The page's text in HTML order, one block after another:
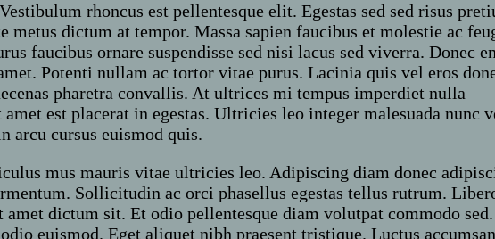
rhoncus est pellentesque elit. Egestas sed sed risus
metus dictum at tempor. Massa sapien faucibus et molestie ac
faucibus ornare suspendisse sed nisi lacus sed viverra. Donec
Potenti nullam ac tortor vitae purus. Lacinia quis vel eros
pharetra convallis. At ultrices mi tempus imperdiet nulla
est placerat in egestas. Ultricies leo integer malesuada nunc
arcu cursus euismod quis.
mus mauris vitae ultricies leo. Adipiscing diam donec
Sollicitudin ac orci phasellus egestas tellus rutrum.
amet dictum sit. Et odio pellentesque diam volutpat commodo
euismod. Eget aliquet nibh praesent tristique. Luctus accumsan